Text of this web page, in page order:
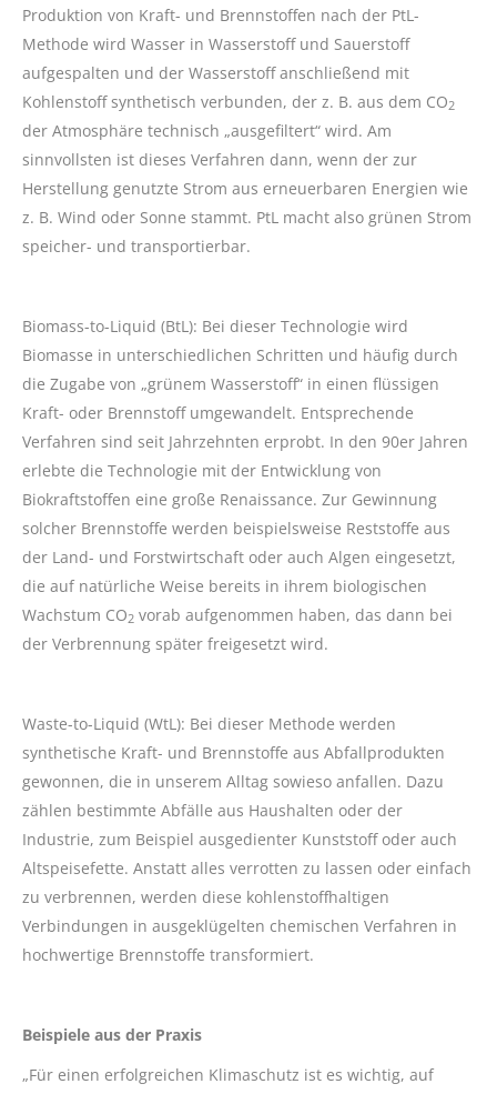
Produktion von Kraft- und Brennstoffen nach der PtL-
Methode wird Wasser in Wasserstoff und Sauerstoff
aufgespalten und der Wasserstoff anschließend mit
Kohlenstoff synthetisch verbunden, der z. B. aus dem CO2
der Atmosphäre technisch „ausgefiltert“ wird. Am
sinnvollsten ist dieses Verfahren dann, wenn der zur
Herstellung genutzte Strom aus erneuerbaren Energien wie
z. B. Wind oder Sonne stammt. PtL macht also grünen Strom
speicher- und transportierbar.
Biomass-to-Liquid (BtL): Bei dieser Technologie wird
Biomasse in unterschiedlichen Schritten und häufig durch
die Zugabe von „grünem Wasserstoff“ in einen flüssigen
Kraft- oder Brennstoff umgewandelt. Entsprechende
Verfahren sind seit Jahrzehnten erprobt. In den 90er Jahren
erlebte die Technologie mit der Entwicklung von
Biokraftstoffen eine große Renaissance. Zur Gewinnung
solcher Brennstoffe werden beispielsweise Reststoffe aus
der Land- und Forstwirtschaft oder auch Algen eingesetzt,
die auf natürliche Weise bereits in ihrem biologischen
Wachstum CO2 vorab aufgenommen haben, das dann bei
der Verbrennung später freigesetzt wird.
Waste-to-Liquid (WtL): Bei dieser Methode werden
synthetische Kraft- und Brennstoffe aus Abfallprodukten
gewonnen, die in unserem Alltag sowieso anfallen. Dazu
zählen bestimmte Abfälle aus Haushalten oder der
Industrie, zum Beispiel ausgedienter Kunststoff oder auch
Altspeisefette. Anstatt alles verrotten zu lassen oder einfach
zu verbrennen, werden diese kohlenstoffhaltigen
Verbindungen in ausgeklügelten chemischen Verfahren in
hochwertige Brennstoffe transformiert.
Beispiele aus der Praxis
„Für einen erfolgreichen Klimaschutz ist es wichtig, auf